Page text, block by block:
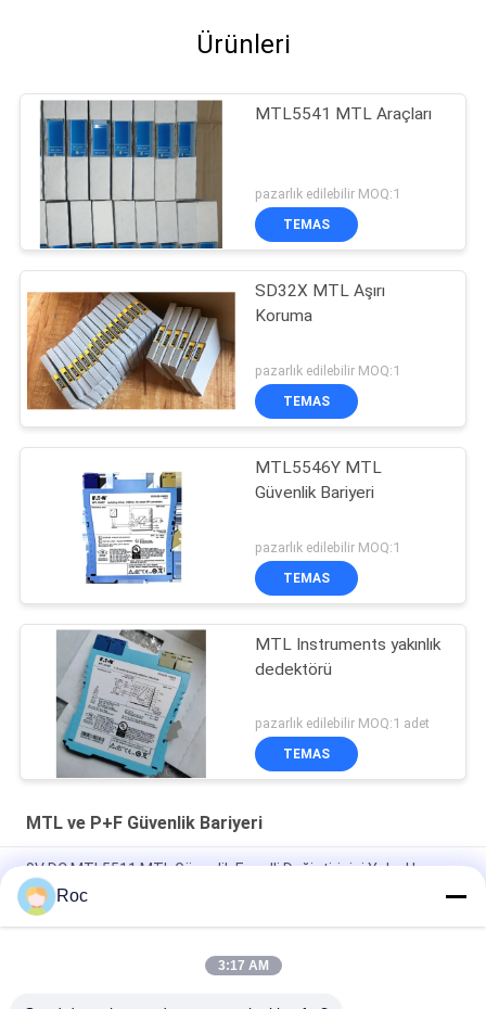
Ürünleri
MTL5541 MTL Araçları
pazarlık edilebilir MOQ:1
TEMAS
SD32X MTL Aşırı
Koruma
pazarlık edilebilir MOQ:1
TEMAS
MTL5546Y MTL
Güvenlik Bariyeri
pazarlık edilebilir MOQ:1
TEMAS
MTL Instruments yakınlık
dedektörü
pazarlık edilebilir MOQ:1 adet
TEMAS
MTL ve P+F Güvenlik Bariyeri
9V DC MTL5511 MTL Güvenlik Engelli Değiştiricisi Yakınlık
Detektörü Arayüzü
MTL5032 Anahtar Yakınlık Detektöründen Puls İzolatörü
300 Ohm MTL7787 MTL Güvenlik Engelli, MTL 2 Kanal Zener
Roc
3:17 AM